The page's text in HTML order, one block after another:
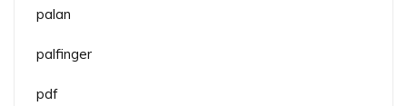
palan
palfinger
pdf